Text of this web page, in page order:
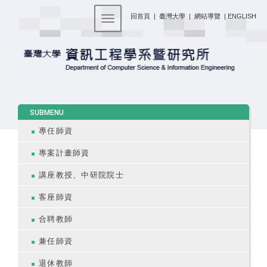
回首頁 | 臺灣大學 | 網站導覽 | ENGLISH
Toggle navigation
SUBMENU
專任師資
專案計畫師資
講座教授、中研院院士
客座師資
合聘教師
兼任師資
退休教師